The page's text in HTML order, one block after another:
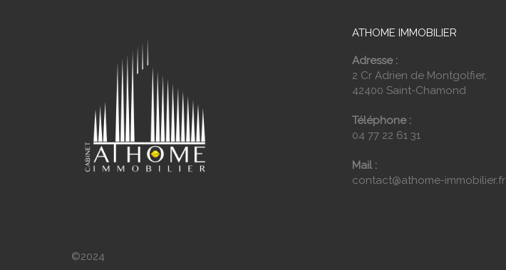
ATHOME IMMOBILIER
Adresse :
2 Cr Adrien de Montgolfier,
42400 Saint-Chamond
Téléphone :
04 77 22 61 31
Mail :
contact@athome-immobilier.fr
©2024